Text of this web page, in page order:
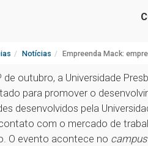
Notícias Empreenda Mack:
outubro, a Universidade
para promover o
desenvolvidos pela
com o mercado de
O evento acontece no campus